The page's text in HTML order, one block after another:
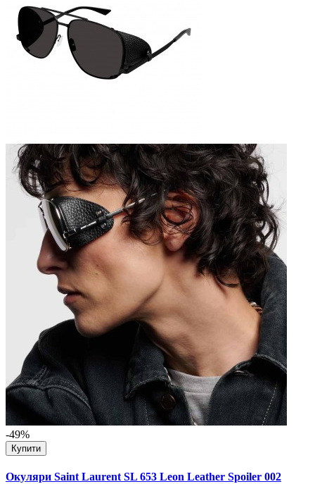
-49%
Купити
Окуляри Saint Laurent SL 653 Leon Leather Spoiler 002